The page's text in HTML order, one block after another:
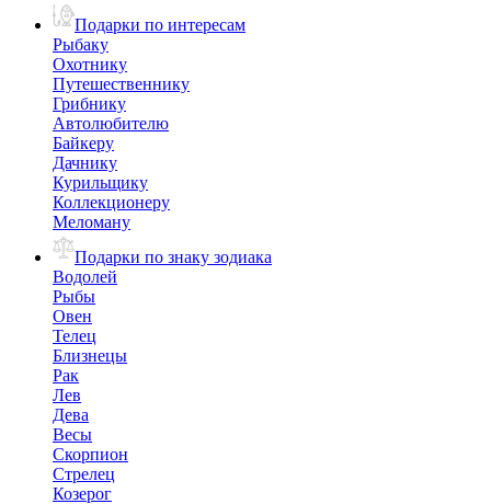
Подарки по интересам
Рыбаку
Охотнику
Путешественнику
Грибнику
Автолюбителю
Байкеру
Дачнику
Курильщику
Коллекционеру
Меломану
Подарки по знаку зодиака
Водолей
Рыбы
Овен
Телец
Близнецы
Рак
Лев
Дева
Весы
Скорпион
Стрелец
Козерог